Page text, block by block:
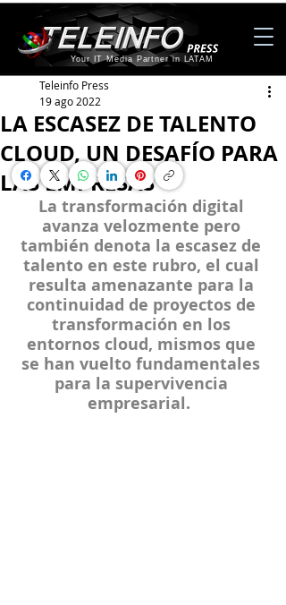
Your IT Media Partner in LATAM
LA ESCASEZ DE TALENTO
CLOUD, UN DESAFÍO PARA
LAS EMPRESAS
Teleinfo Press
19 ago 2022
La transformación digital
avanza velozmente pero
también denota la escasez de
talento en este rubro, el cual
resulta amenazante para la
continuidad de proyectos de
transformación en los
entornos cloud, mismos que
se han vuelto fundamentales
para la supervivencia
empresarial.